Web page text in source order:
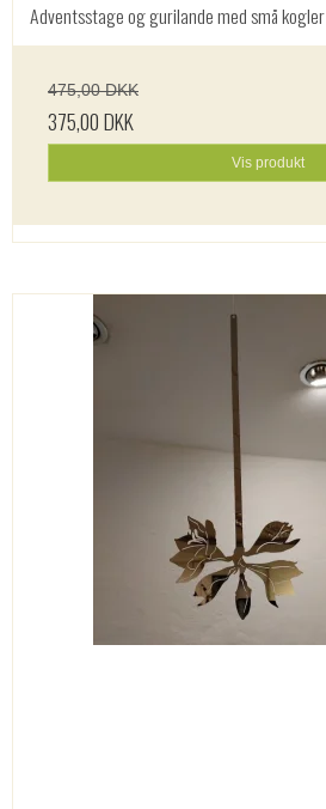
Adventsstage og gurilande med små kogler
475,00 DKK
375,00 DKK
Vis produkt